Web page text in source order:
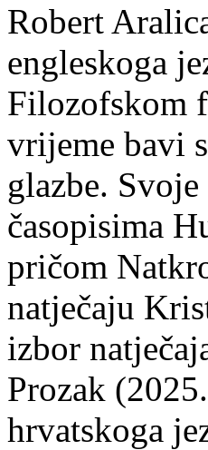
Robert
engleskoga
Filozofskom
vrijeme bavi
glazbe.
časopisima
pričom
natječaju
izbor
Prozak
hrvatskoga